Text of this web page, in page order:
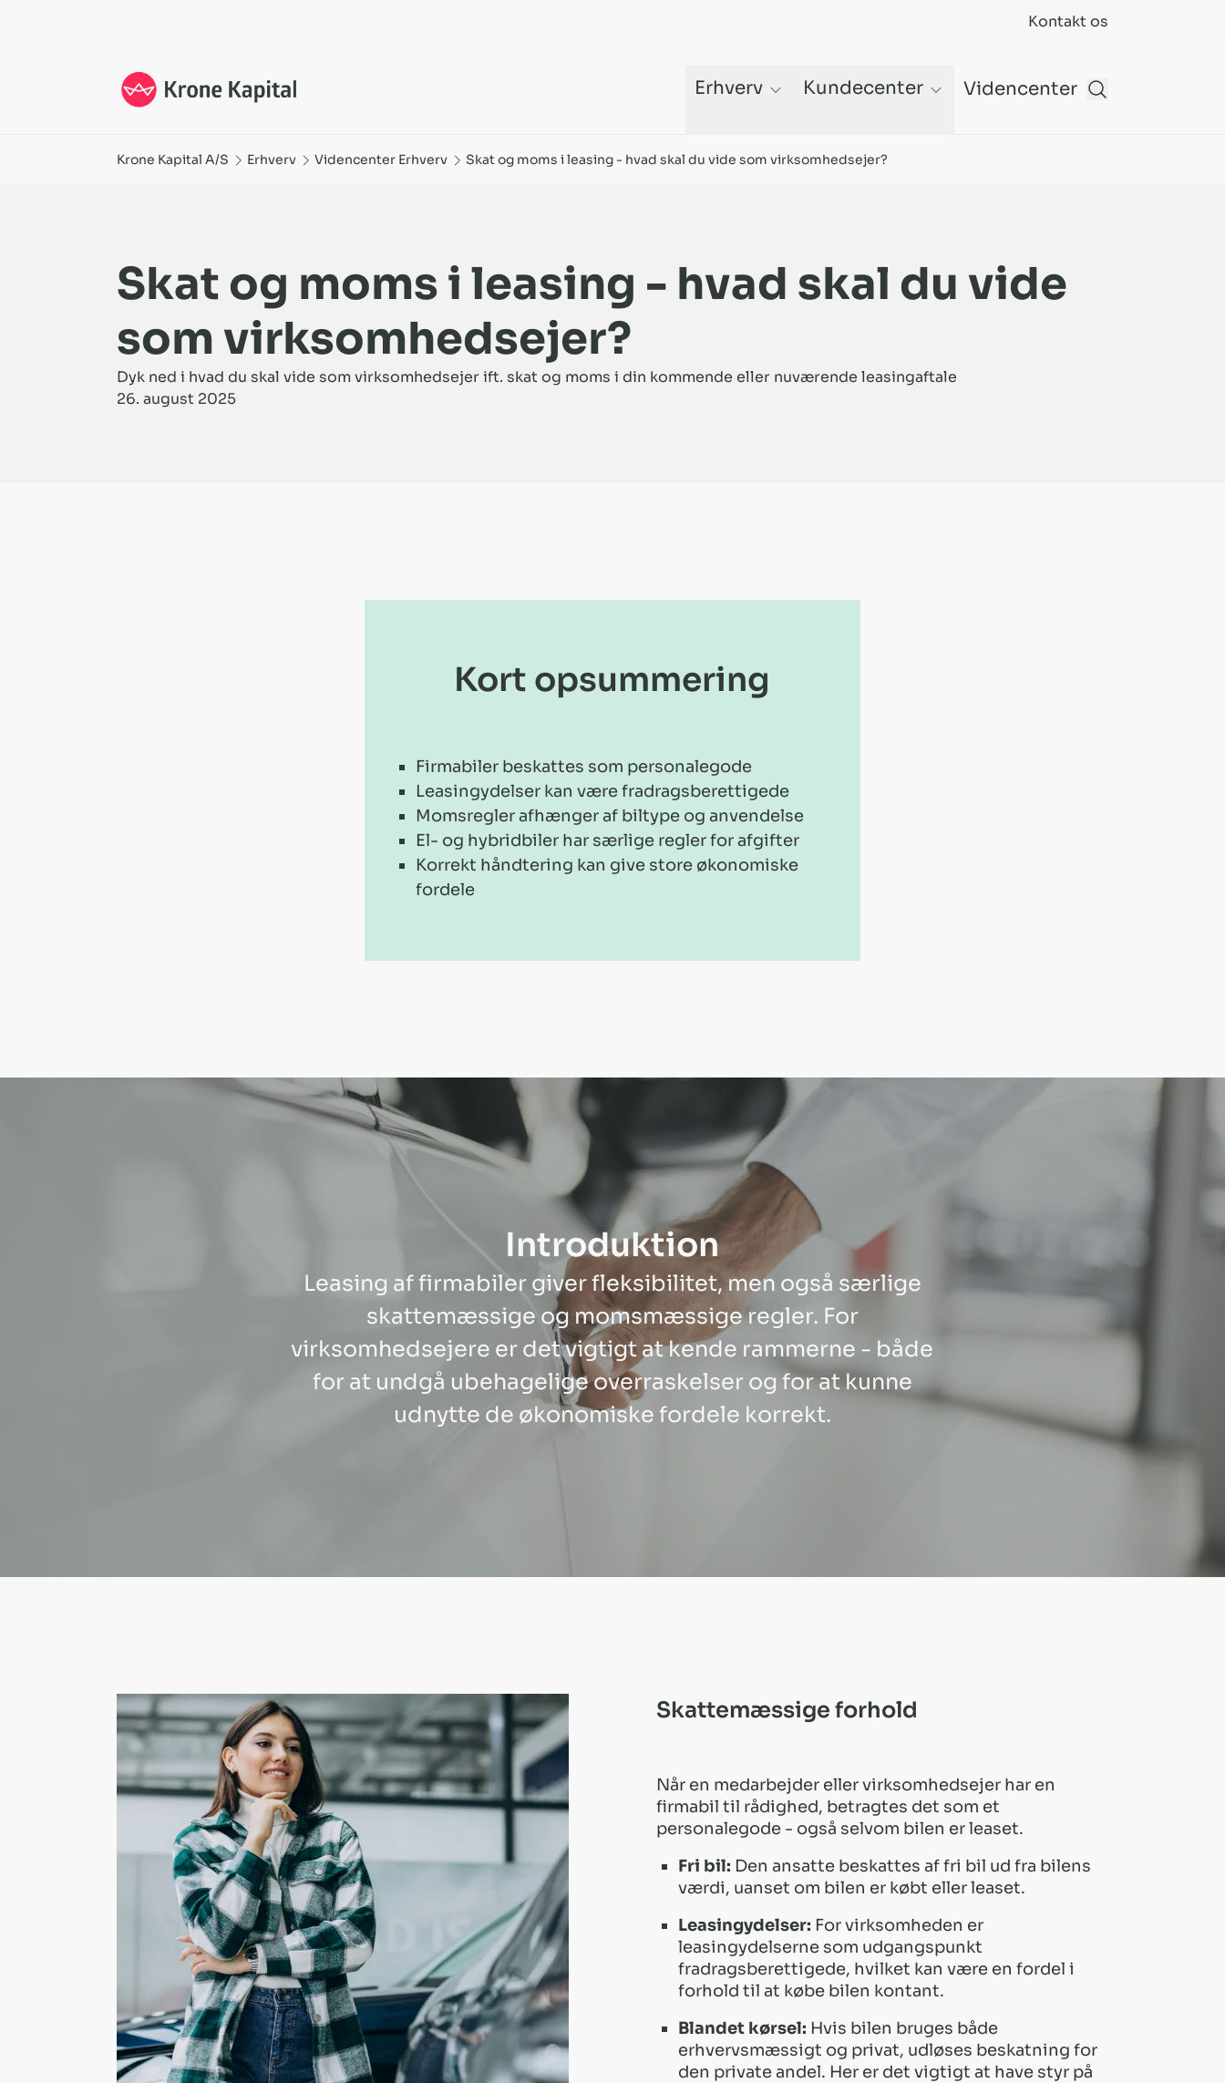
Kontakt os
Erhverv Kundecenter Videncenter
Krone Kapital A/S Erhverv Videncenter Erhverv Skat og moms i leasing - hvad skal du vide som virksomhedsejer?
Skat og moms i leasing - hvad skal du vide
som virksomhedsejer?
Dyk ned i hvad du skal vide som virksomhedsejer ift. skat og moms i din kommende eller nuværende leasingaftale
26. august 2025
Kort opsummering
Firmabiler beskattes som personalegode
Leasingydelser kan være fradragsberettigede
Momsregler afhænger af biltype og anvendelse
El- og hybridbiler har særlige regler for afgifter
Korrekt håndtering kan give store økonomiske
fordele
Introduktion
Leasing af firmabiler giver fleksibilitet, men også særlige
skattemæssige og momsmæssige regler. For
virksomhedsejere er det vigtigt at kende rammerne - både
for at undgå ubehagelige overraskelser og for at kunne
udnytte de økonomiske fordele korrekt.
Skattemæssige forhold
Når en medarbejder eller virksomhedsejer har en
firmabil til rådighed, betragtes det som et
personalegode - også selvom bilen er leaset.
Fri bil: Den ansatte beskattes af fri bil ud fra bilens
værdi, uanset om bilen er købt eller leaset.
Leasingydelser: For virksomheden er
leasingydelserne som udgangspunkt
fradragsberettigede, hvilket kan være en fordel i
forhold til at købe bilen kontant.
Blandet kørsel: Hvis bilen bruges både
erhvervsmæssigt og privat, udløses beskatning for
den private andel. Her er det vigtigt at have styr på